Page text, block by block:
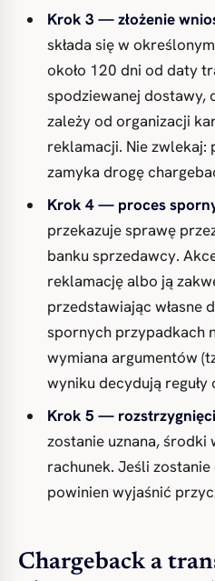
Krok 3 — złożenie
składa się w
około 120 dni od daty
spodziewanej dostawy,
zależy od organizacji
reklamacji. Nie
zamyka drogę
Krok 4 — proces
przekazuje sprawę
banku sprzedawcy.
reklamację albo ją
przedstawiając własne
spornych przypadkach
wymiana argumentów
wyniku decydują reguły
Krok 5 —
zostanie uznana, środki
rachunek. Jeśli
powinien wyjaśnić
Chargeback a